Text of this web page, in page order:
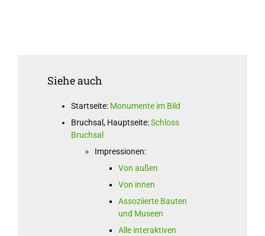
Siehe auch
Startseite: Monumente im Bild
Bruchsal, Hauptseite:Schloss
Bruchsal
Impressionen:
Von außen
Von innen
Assoziierte Bauten
und Museen
Alle interaktiven